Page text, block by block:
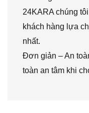
24KARA chúng
khách hàng lựa
nhất.
Đơn giản – An
toàn an tâm khi